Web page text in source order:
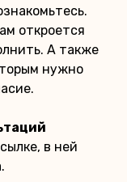
откроется
А также
нужно
в ней